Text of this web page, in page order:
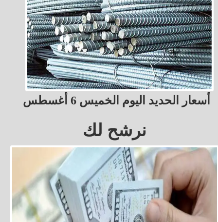
أسعار الحديد اليوم الخميس 6 أغسطس
نرشح لك